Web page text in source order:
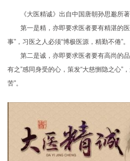
《大医精诚》出自中国唐朝孙思邈所
第一是精，亦即要求医者要有精湛的
事”，习医之人必须“博极医源，精勤不倦”。
第二是诚，亦即要求医者要有高尚的
有之”感同身受的心，策发“大慈恻隐之心”
苦”。